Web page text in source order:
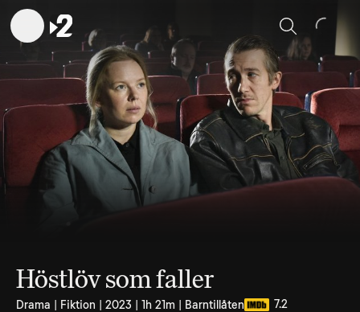
Sök
Höstlöv som faller
Drama | Fiktion | 2023 | 1h 21m | Barntillåten 7.2